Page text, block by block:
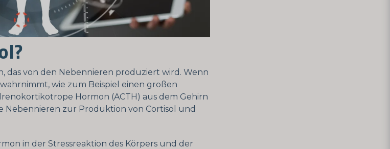
das von den Nebennieren produziert wird. Wenn
wie zum Beispiel einen großen
Hormon (ACTH) aus dem Gehirn
Nebennieren zur Produktion von Cortisol und
in der Stressreaktion des Körpers und der